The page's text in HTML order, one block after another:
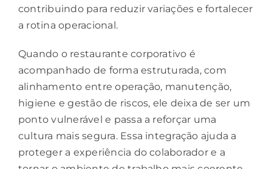
contribuindo para reduzir variações e fortalecer
a rotina operacional.
Quando orestaurante corporativo é
acompanhado de forma estruturada, com
alinhamento entre operação, manutenção,
higiene e gestão de riscos, ele deixa de ser um
ponto vulnerável e passa a reforçar uma
cultura mais segura. Essa integração ajuda a
proteger a experiência do colaborador e a